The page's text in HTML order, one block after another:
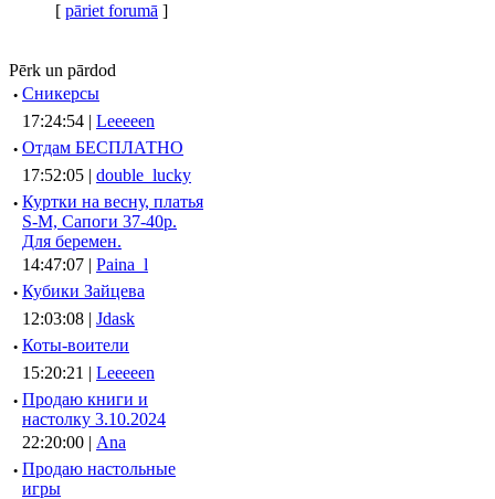
[ pāriet forumā ]
Pērk un pārdod
· Сникерсы
17:24:54 | Leeeeen
· Отдам БЕСПЛАТНО
17:52:05 | double_lucky
· Куртки на весну, платья
S-M, Сапоги 37-40р.
Для беремен.
14:47:07 | Paina_l
· Кубики Зайцева
12:03:08 | Jdask
· Коты-воители
15:20:21 | Leeeeen
· Продаю книги и
настолку 3.10.2024
22:20:00 | Ana
· Продаю настольные
игры